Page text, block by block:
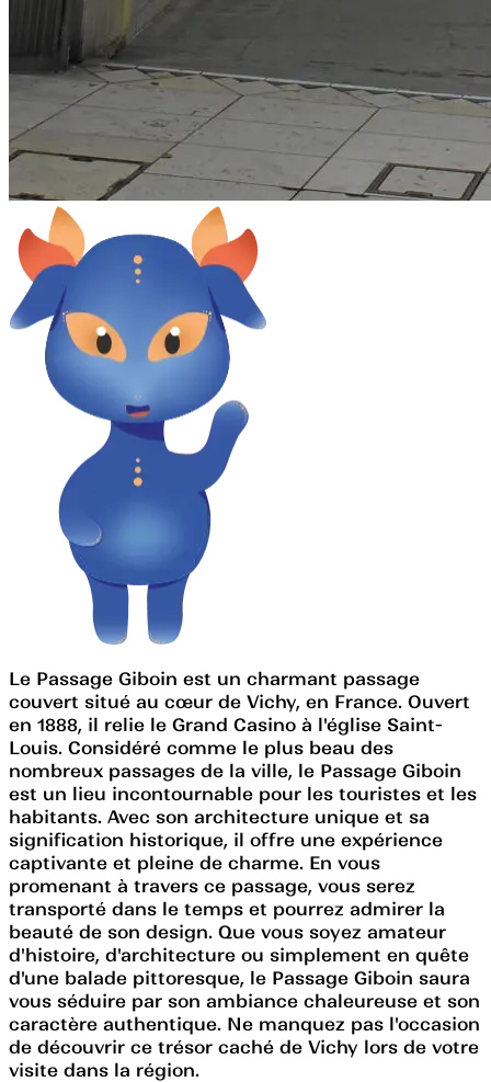
Le Passage Giboin est un charmant passage
couvert situé au cœur de Vichy, en France. Ouvert
en 1888, il relie le Grand Casino à l'église Saint-
Louis. Considéré comme le plus beau des
nombreux passages de la ville, le Passage Giboin
est un lieu incontournable pour les touristes et les
habitants. Avec son architecture unique et sa
signification historique, il offre une expérience
captivante et pleine de charme. En vous
promenant à travers ce passage, vous serez
transporté dans le temps et pourrez admirer la
beauté de son design. Que vous soyez amateur
d'histoire, d'architecture ou simplement en quête
d'une balade pittoresque, le Passage Giboin saura
vous séduire par son ambiance chaleureuse et son
caractère authentique. Ne manquez pas l'occasion
de découvrir ce trésor caché de Vichy lors de votre
visite dans la région.